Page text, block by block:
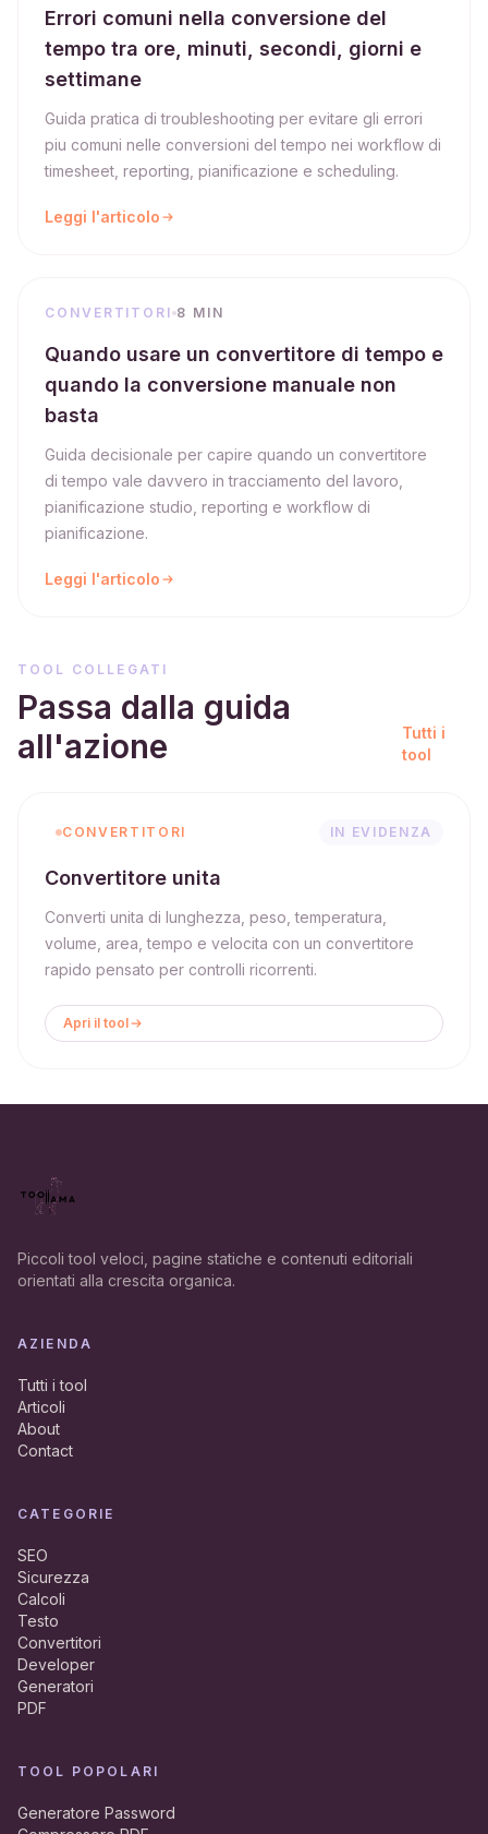
Errori comuni nella conversione del
tempo tra ore, minuti, secondi, giorni e
settimane
Guida pratica di troubleshooting per evitare gli errori
piu comuni nelle conversioni del tempo nei workflow di
timesheet, reporting, pianificazione e scheduling.
Leggi l'articolo
CONVERTITORI 8 MIN
Quando usare un convertitore di tempo e
quando la conversione manuale non
basta
Guida decisionale per capire quando un convertitore
di tempo vale davvero in tracciamento del lavoro,
pianificazione studio, reporting e workflow di
pianificazione.
Leggi l'articolo
TOOL COLLEGATI
Passa dalla guida
all'azione
Tutti i
tool
CONVERTITORI IN EVIDENZA
Convertitore unita
Converti unita di lunghezza, peso, temperatura,
volume, area, tempo e velocita con un convertitore
rapido pensato per controlli ricorrenti.
Apri il tool
Piccoli tool veloci, pagine statiche e contenuti editoriali
orientati alla crescita organica.
AZIENDA
Tutti i tool
Articoli
About
Contact
CATEGORIE
SEO
Sicurezza
Calcoli
Testo
Convertitori
Developer
Generatori
PDF
TOOL POPOLARI
Generatore Password